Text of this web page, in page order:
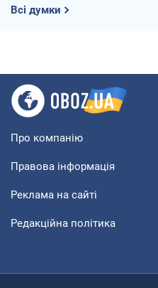
Всі думки
Про компанію
Правова інформація
Реклама на сайті
Редакційна політика